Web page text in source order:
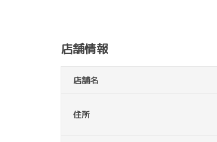
店舗情報
店舗名
住所